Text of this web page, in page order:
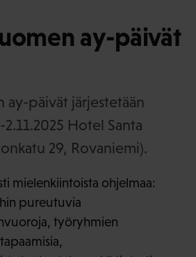
ay-päivät
ay-päivät järjestetään
Hotel Santa
29, Rovaniemi).
mielenkiintoista ohjelmaa:
pureutuvia
työryhmien